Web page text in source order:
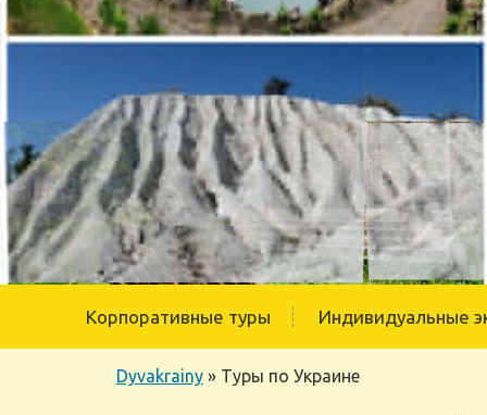
Корпоративные туры Индивидуальные
Dyvakrainy » Туры по Украине